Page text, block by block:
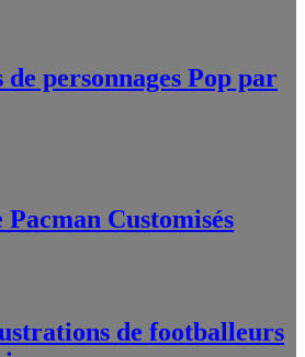
personnages Pop par
Pacman Customisés
de footballeurs